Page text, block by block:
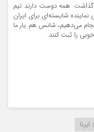
گذاشت. همه دوست دارند تیم
شایسته‌ای برای ایران
می‌دهیم، شانس هم یار ما
را ثبت کنند.
ایرنا